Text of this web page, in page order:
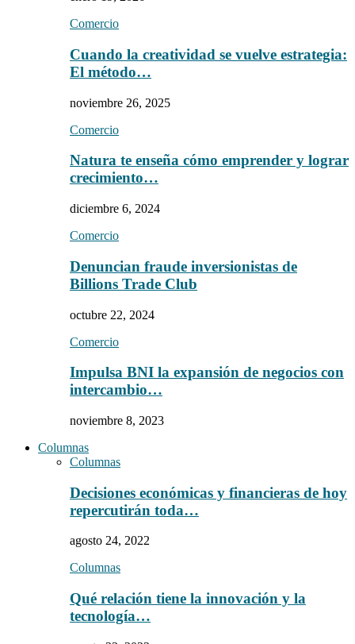
Comercio
Cuando la creatividad se vuelve estrategia:
El método…
noviembre 26, 2025
Comercio
Natura te enseña cómo emprender y lograr
crecimiento…
diciembre 6, 2024
Comercio
Denuncian fraude inversionistas de
Billions Trade Club
octubre 22, 2024
Comercio
Impulsa BNI la expansión de negocios con
intercambio…
noviembre 8, 2023
Columnas
Columnas
Decisiones económicas y financieras de hoy
repercutirán toda…
agosto 24, 2022
Columnas
Qué relación tiene la innovación y la
tecnología…